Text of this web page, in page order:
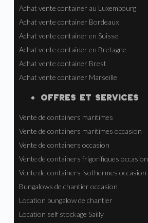
Achat vente container au Luxembourg
Achat vente container Bordeaux
Achat vente container en Suisse
Achat vente container en Bretagne
Achat vente container Brest
Achat vente container Marseille
OFFRES ET SERVICES
Vente de containers maritimes
Vente de containers maritimes occasion
Vente de containers occasion
Vente de containers frigorifiques occasion
Vente de containers isothermes occasion
Bungalows de chantier occasion
Location bungalow de chantier
Location self stockage Sailly